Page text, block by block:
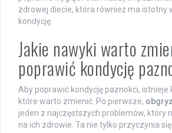
zdrowej diecie, która również ma istotny
kondycję.
Jakie nawyki warto
poprawić kondycję
Aby poprawić kondycję paznokci, istnieje
które warto zmienić. Po pierwsze,
jeden z najczęstszych problemów, który
na ich zdrowie. Ta nie tylko przyczynia